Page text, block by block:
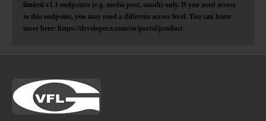
limited v1.1 endpoints (e.g. media post, oauth) only. If you need access
to this endpoint, you may need a different access level. You can learn
more here: https://developer.x.com/en/portal/product